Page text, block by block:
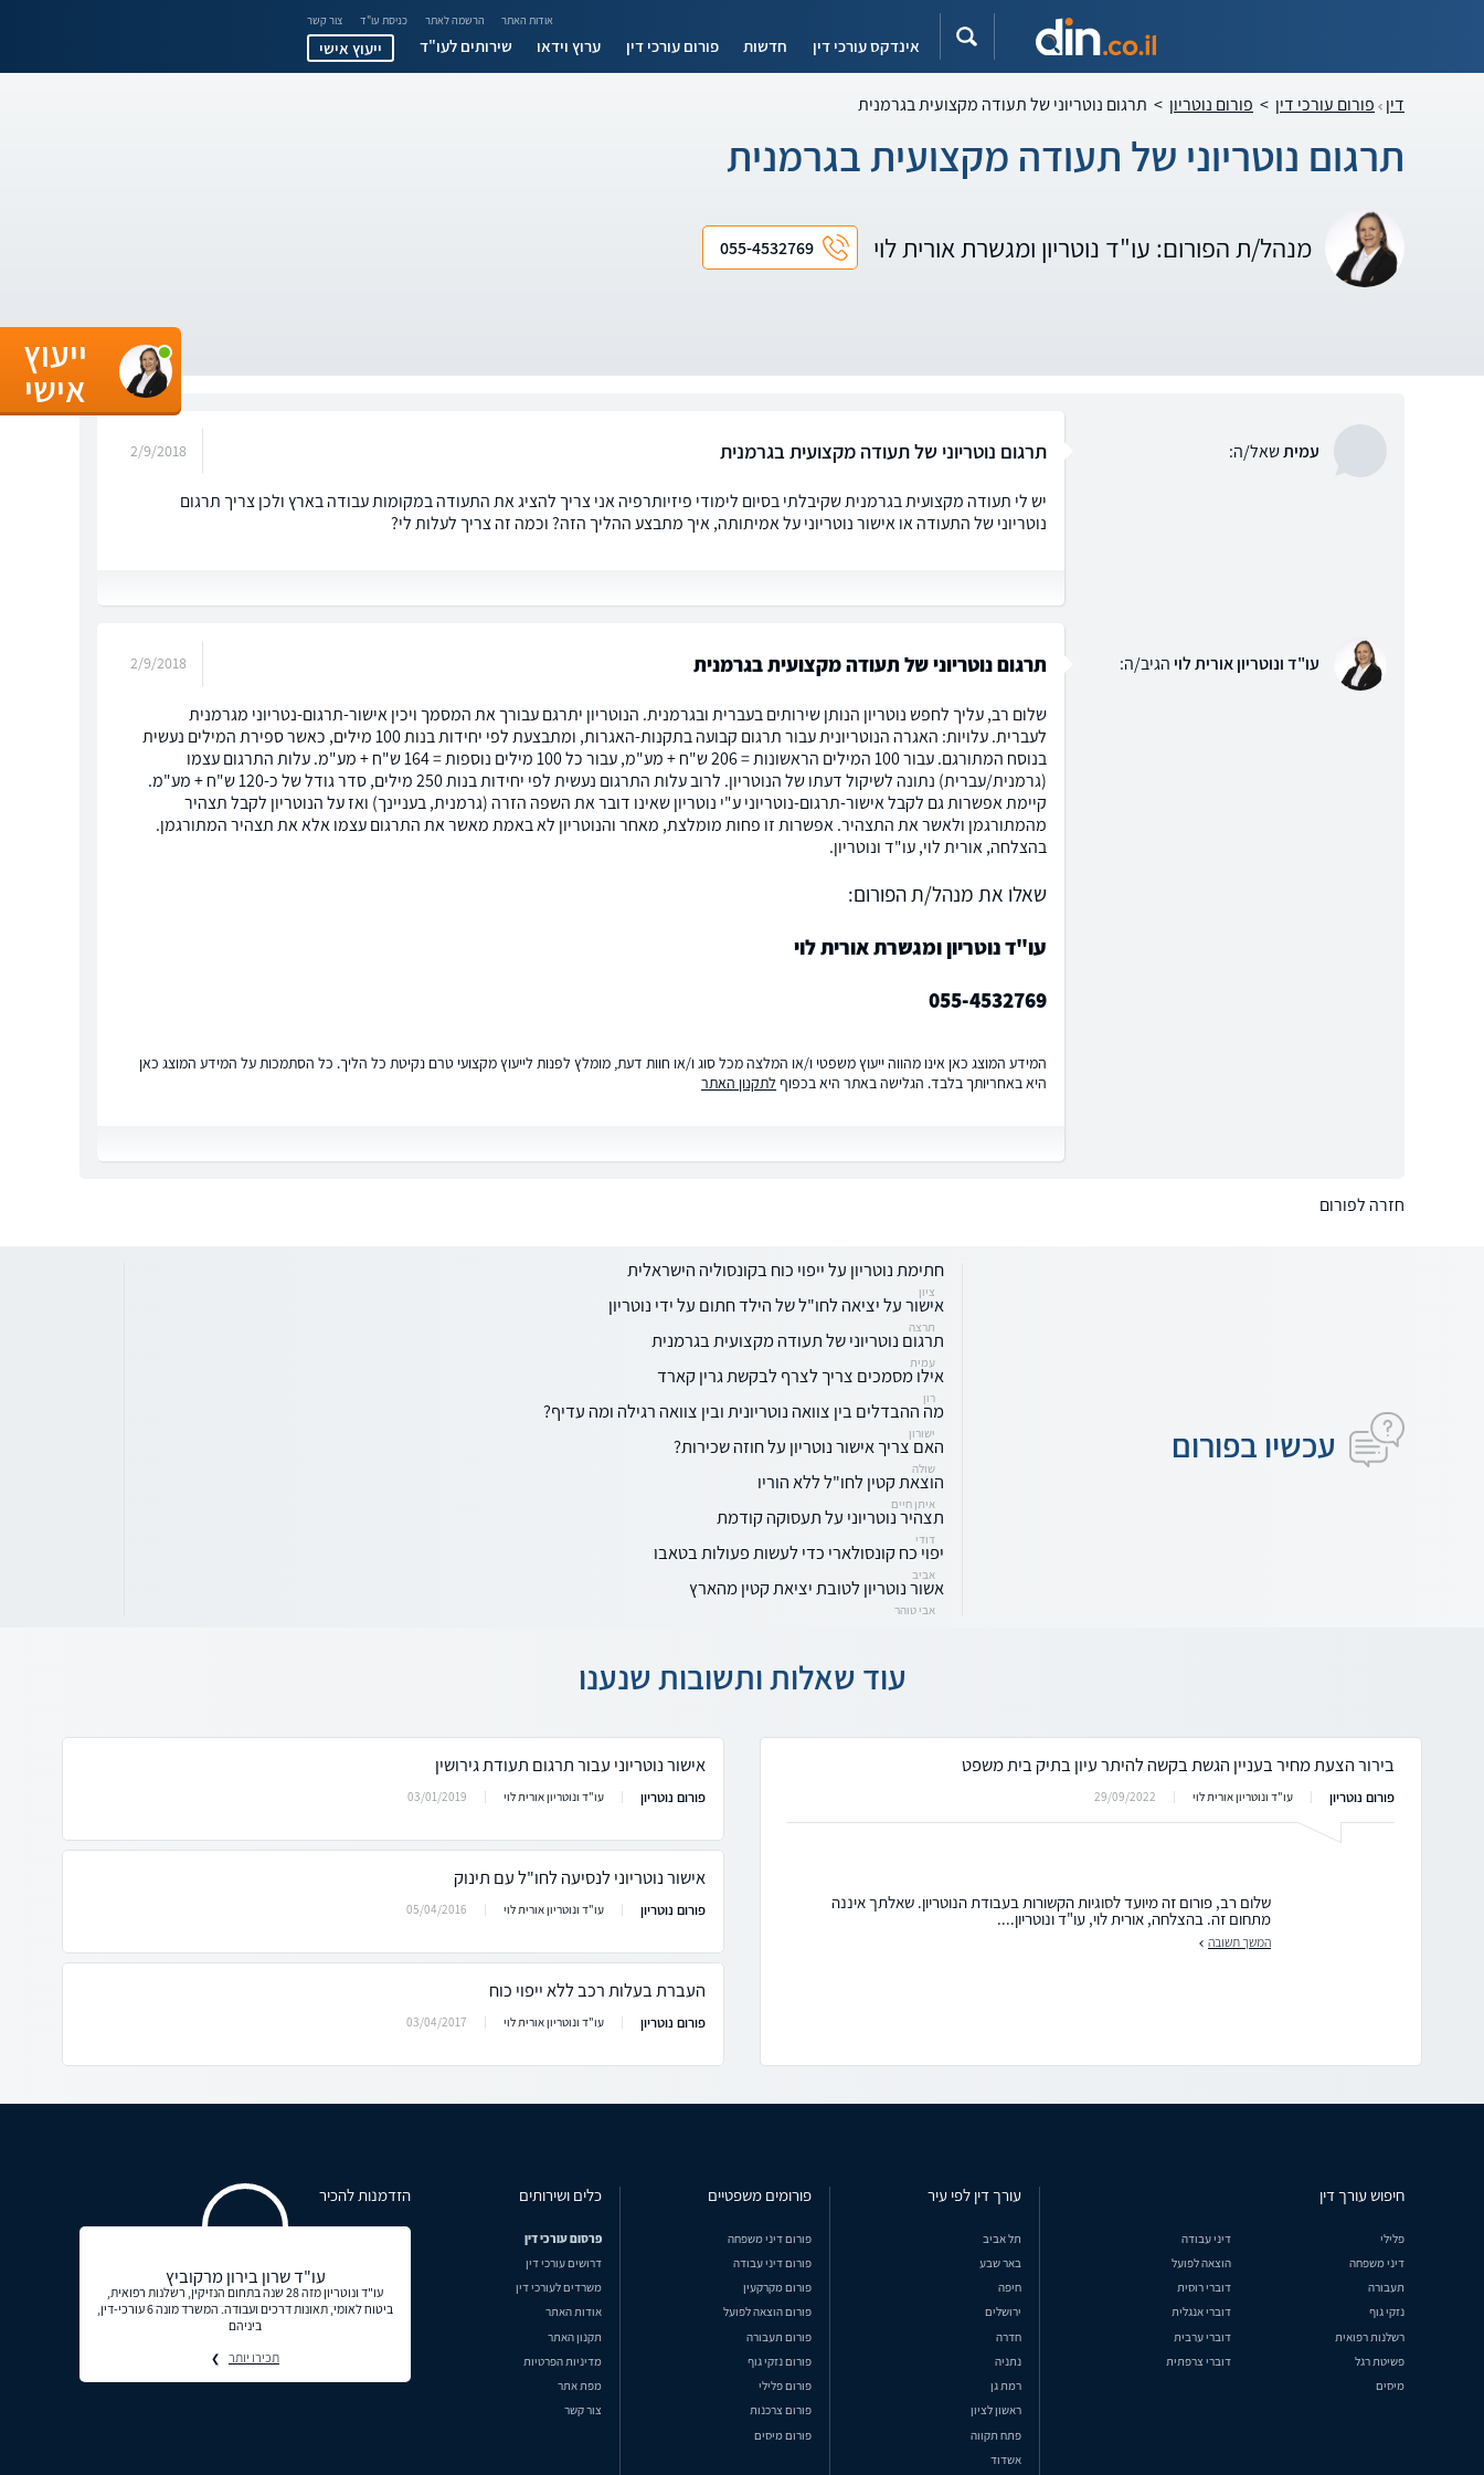
אודות האתר הרשמה לאתר כניסת עו"ד צור קשר
אינדקס עורכי דין חדשות פורום עורכי דין ערוץ וידאו שירותים לעו"ד ייעוץ אישי
דין פורום עורכי דין > פורום נוטריון > תרגום נוטריוני של תעודה מקצועית בגרמנית
תרגום נוטריוני של תעודה מקצועית בגרמנית
מנהל/ת הפורום: עו"ד נוטריון ומגשרת אורית לוי 055-4532769
עמיתשאל/ה: תרגום נוטריוני של תעודה מקצועית בגרמנית 2/9/2018
יש לי תעודה מקצועית בגרמנית שקיבלתי בסיום לימודי פיזיותרפיה אני צריך להציג את התעודה במקומות עבודה בארץ ולכן צריך תרגום
נוטריוני של התעודה או אישור נוטריוני על אמיתותה, איך מתבצע ההליך הזה? וכמה זה צריך לעלות לי?
עו"ד ונוטריון אורית לוי הגיב/ה: תרגום נוטריוני של תעודה מקצועית בגרמנית 2/9/2018
שלום רב, עליך לחפש נוטריון הנותן שירותים בעברית ובגרמנית. הנוטריון יתרגם עבורך את המסמך ויכין אישור-תרגום-נטריוני מגרמנית
לעברית. עלויות: האגרה הנוטריונית עבור תרגום קבועה בתקנות-האגרות, ומתבצעת לפי יחידות בנות 100 מילים, כאשר ספירת המילים נעשית
בנוסח המתורגם. עבור 100 המילים הראשונות = 206 ש"ח + מע"מ, עבור כל 100 מילים נוספות = 164 ש"ח + מע"מ. עלות התרגום עצמו
(גרמנית/עברית) נתונה לשיקול דעתו של הנוטריון. לרוב עלות התרגום נעשית לפי יחידות בנות 250 מילים, סדר גודל של כ-120 ש"ח + מע"מ.
קיימת אפשרות גם לקבל אישור-תרגום-נוטריוני ע"י נוטריון שאינו דובר את השפה הזרה (גרמנית, בעניינך) ואז על הנוטריון לקבל תצהיר
מהמתורגמן ולאשר את התצהיר. אפשרות זו פחות מומלצת, מאחר והנוטריון לא באמת מאשר את התרגום עצמו אלא את תצהיר המתורגמן.
בהצלחה, אורית לוי, עו"ד ונוטריון.
שאלו את מנהל/ת הפורום:
עו"ד נוטריון ומגשרת אורית לוי
055-4532769
המידע המוצג כאן אינו מהווה ייעוץ משפטי ו/או המלצה מכל סוג ו/או חוות דעת, מומלץ לפנות לייעוץ מקצועי טרם נקיטת כל הליך. כל הסתמכות על המידע המוצג כאן
היא באחריותך בלבד. הגלישה באתר היא בכפוף לתקנון האתר
חזרה לפורום
עכשיו בפורום
חתימת נוטריון על ייפוי כוח בקונסוליה הישראלית
ציון
אישור על יציאה לחו"ל של הילד חתום על ידי נוטריון
תרצה
תרגום נוטריוני של תעודה מקצועית בגרמנית
עמית
אילו מסמכים צריך לצרף לבקשת גרין קארד
רון
מה ההבדלים בין צוואה נוטריונית ובין צוואה רגילה ומה עדיף?
ישורון
האם צריך אישור נוטריון על חוזה שכירות?
שולה
הוצאת קטין לחו"ל ללא הוריו
איתן חיים
תצהיר נוטריוני על תעסוקה קודמת
דודי
יפוי כח קונסולארי כדי לעשות פעולות בטאבו
אביב
אשור נוטריון לטובת יציאת קטין מהארץ
אבי טוהר
עוד שאלות ותשובות שנענו
בירור הצעת מחיר בעניין הגשת בקשה להיתר עיון בתיק בית משפט
פורום נוטריון עו"ד ונוטריון אורית לוי 29/09/2022
שלום רב, פורום זה מיועד לסוגיות הקשורות בעבודת הנוטריון. שאלתך איננה
מתחום זה. בהצלחה, אורית לוי, עו"ד ונוטריון....
המשך תשובה
אישור נוטריוני עבור תרגום תעודת גירושין
פורום נוטריון עו"ד ונוטריון אורית לוי 03/01/2019
אישור נוטריוני לנסיעה לחו"ל עם תינוק
פורום נוטריון עו"ד ונוטריון אורית לוי 05/04/2016
העברת בעלות רכב ללא ייפוי כוח
פורום נוטריון עו"ד ונוטריון אורית לוי 03/04/2017
ייעוץ
אישי
חיפוש עורך דין
פלילי
דיני עבודה
דיני משפחה
הוצאה לפועל
תעבורה
דוברי רוסית
נזקי גוף
דוברי אנגלית
רשלנות רפואית
דוברי ערבית
פשיטת רגל
דוברי צרפתית
מיסים
עורך דין לפי עיר
תל אביב
באר שבע
חיפה
ירושלים
חדרה
נתניה
רמת גן
ראשון לציון
פתח תקווה
אשדוד
פורומים משפטיים
פורום דיני משפחה
פורום דיני עבודה
פורום מקרקעין
פורום הוצאה לפועל
פורום תעבורה
פורום נזקי גוף
פורום פלילי
פורום צרכנות
פורום מיסים
כלים ושירותים
פרסום עורכי דין
דרושים עורכי דין
משרדים לעורכי דין
אודות האתר
תקנון האתר
מדיניות הפרטיות
מפת אתר
צור קשר
הזדמנות להכיר
עו"ד שרון בירון מרקוביץ
עו"ד ונוטריון מזה 28 שנה בתחום הנזיקין, רשלנות רפואית,
ביטוח לאומי, תאונות דרכים ועבודה. המשרד מונה 6 עורכי-דין,
ביניהם
תכירו יותר